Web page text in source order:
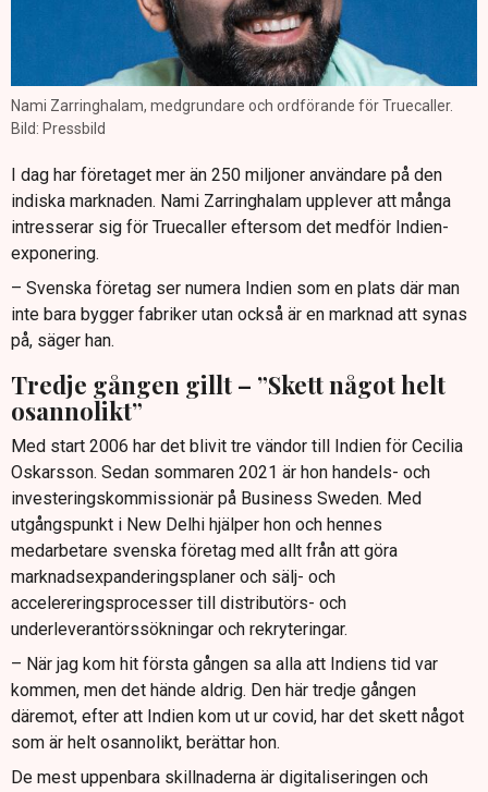
Nami Zarringhalam, medgrundare och ordförande för Truecaller.
Bild: Pressbild
I dag har företaget mer än 250 miljoner användare på den
indiska marknaden. Nami Zarringhalam upplever att många
intresserar sig för Truecaller eftersom det medför Indien-
exponering.
– Svenska företag ser numera Indien som en plats där man
inte bara bygger fabriker utan också är en marknad att synas
på, säger han.
Tredje gången gillt – ”Skett något helt
osannolikt”
Med start 2006 har det blivit tre vändor till Indien för Cecilia
Oskarsson. Sedan sommaren 2021 är hon handels- och
investeringskommissionär på Business Sweden. Med
utgångspunkt i New Delhi hjälper hon och hennes
medarbetare svenska företag med allt från att göra
marknadsexpanderingsplaner och sälj- och
accelereringsprocesser till distributörs- och
underleverantörssökningar och rekryteringar.
– När jag kom hit första gången sa alla att Indiens tid var
kommen, men det hände aldrig. Den här tredje gången
däremot, efter att Indien kom ut ur covid, har det skett något
som är helt osannolikt, berättar hon.
De mest uppenbara skillnaderna är digitaliseringen och